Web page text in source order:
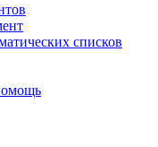
списков